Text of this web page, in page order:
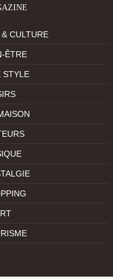
CULTURE
ÊTRE
STYLE